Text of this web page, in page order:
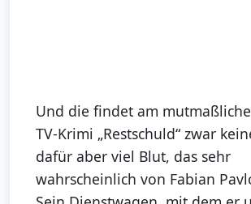
Und die findet am
TV-Krimi „Restschuld“ zwar
dafür aber viel Blut, das sehr
wahrscheinlich von Fabian